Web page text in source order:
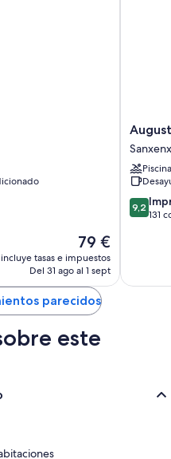
El
precio
actual
de
79 €
79 €
incluye tasas e impuestos
Del 31 ago al 1 sept
Augusta
Eco
Resort
Piscina
9.2
sobre
9,2
131
parecidos
este